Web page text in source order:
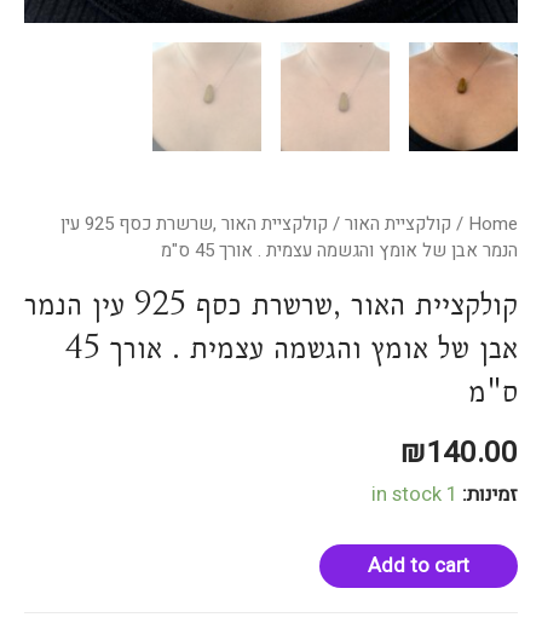
Home
/ קולקציית האור
/ קולקציית האור ,שרשרת כסף 925 עין
הנמר אבן של אומץ והגשמה עצמית . אורך 45 ס"מ
קולקציית האור ,שרשרת כסף 925 עין הנמר
אבן של אומץ והגשמה עצמית . אורך 45
ס"מ
₪140.00
זמינות: 1 in stock
Add to cart